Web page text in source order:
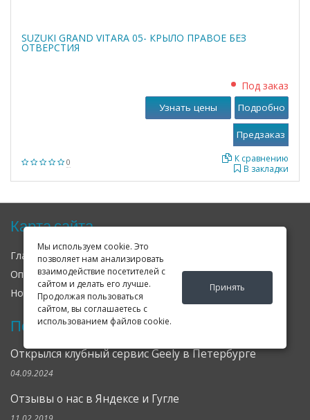
Мы используем cookie. Это
позволяет нам анализировать
взаимодействие посетителей с
сайтом и делать его лучше.
Продолжая пользоваться
сайтом, вы соглашаетесь с
использованием файлов cookie.
Принять
SUZUKI GRAND VITARA 05- КРЫЛО ПРАВОЕ БЕЗ
ОТВЕРСТИЯ
0
Под заказ
В закладки
К сравнению
Узнать цены Подробно
Карта сайта
Главная О нас
Оплата
Доставка
Гарантия
Новости
Оферта Соглашение
Последние новости
Открылся клубный сервис Geely в Петербурге
04.09.2024
Отзывы о нас в Яндексе и Гугле